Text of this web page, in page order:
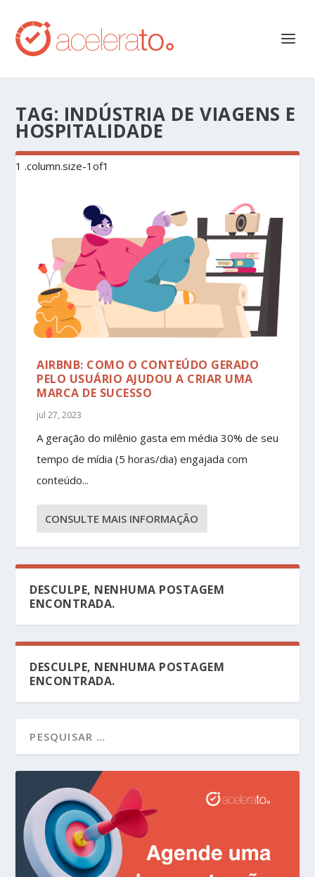
TAG: INDÚSTRIA DE VIAGENS E
HOSPITALIDADE
AIRBNB: COMO O CONTEÚDO GERADO
PELO USUÁRIO AJUDOU A CRIAR UMA
MARCA DE SUCESSO
jul 27, 2023
A geração do milênio gasta em média 30% de seu
tempo de mídia (5 horas/dia) engajada com
conteúdo...
CONSULTE MAIS INFORMAÇÃO
DESCULPE, NENHUMA POSTAGEM
ENCONTRADA.
DESCULPE, NENHUMA POSTAGEM
ENCONTRADA.